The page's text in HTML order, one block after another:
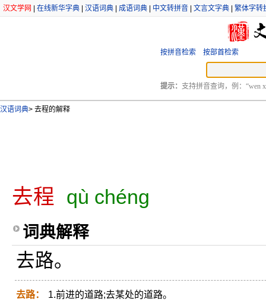
汉文学网 在线新华字典 汉语词典 成语词典 中文转拼音 文言文字典 繁体字转
按拼音检索 按部首检索
提示： 支持拼音查询，例：“wen
汉语词典> 去程的解释
去程 qù chéng
词典解释
去路。
去路：
1.前进的道路;去某处的道路。